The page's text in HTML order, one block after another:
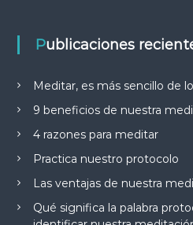
Publicaciones
Meditar, es más sencillo de
9 beneficios de nuestra
4 razones para meditar
Practica nuestro protocolo
Las ventajas de nuestra
Qué significa la palabra